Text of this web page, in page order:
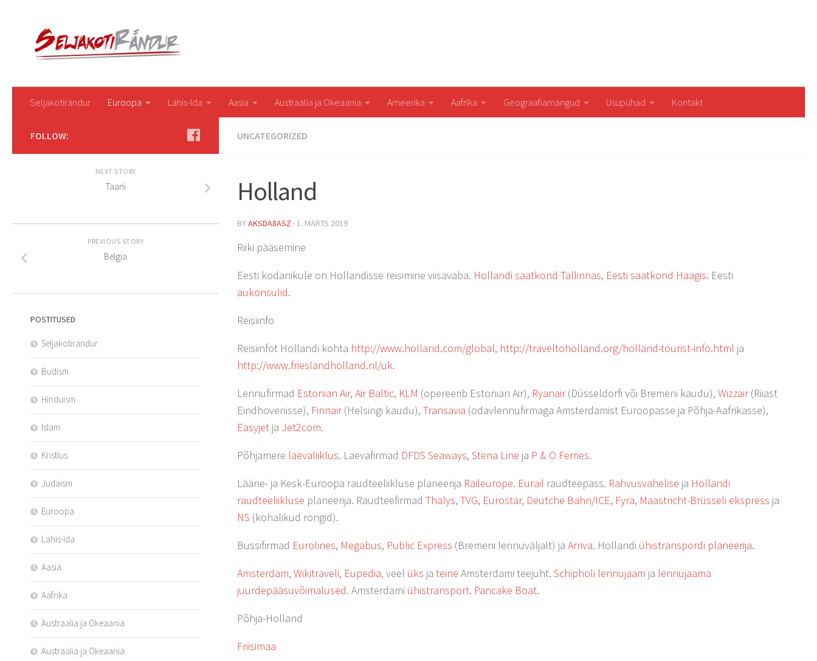
Seljakotirändur Euroopa Lähis-Ida Aasia Austraalia ja Okeaania Ameerika Aafrika Geograafiamängud Usupühad Kontakt
UNCATEGORIZED
Holland
BYAKSDA8ASZ · 1. MÄRTS 2019
Riiki pääsemine
Eesti kodanikule on Hollandisse reisimine viisavaba. Hollandi saatkond Tallinnas, Eesti saatkond Haagis. Eesti
aukonsulid.
Reisiinfo
Reisiinfot Hollandi kohta http://www.holland.com/global, http://traveltoholland.org/holland-tourist-info.html ja
http://www.frieslandholland.nl/uk.
Lennufirmad Estonian Air, Air Baltic, KLM (opereerib Estonian Air), Ryanair(Düsseldorfi või Bremeni kaudu), Wizzair(Riiast
Eindhovenisse), Finnair(Helsingi kaudu), Transavia (odavlennufirmaga Amsterdamist Euroopasse ja Põhja-Aafrikasse),
Easyjet ja Jet2com.
Põhjamere laevaliiklus. Laevafirmad DFDS Seaways, Stena Line ja P & O Ferries.
Lääne- ja Kesk-Euroopa raudteeliikluse planeerija Raileurope. Eurail raudteepass. Rahvusvahelise ja Hollandi
raudteeliikluse planeerija. Raudteefirmad Thalys, TVG, Eurostar, Deutche Bahn/ICE, Fyra, Maastricht-Brüsseli ekspress ja
NS (kohalikud rongid).
Bussifirmad Eurolines, Megabus, Public Express (Bremeni lennuväljalt) ja Arriva. Hollandi ühistranspordi planeerija.
Amsterdam, Wikitraveli, Eupedia, veel üks ja teine Amsterdami teejuht. Schipholi lennujaam ja lennujaama
juurdepääsuvõimalused. Amsterdami ühistransport. Pancake Boat.
Põhja-Holland
Friisimaa
FOLLOW:
NEXT STORY
Taani
PREVIOUS STORY
Belgia
POSTITUSED
Seljakotirändur
Budism
Hinduism
Islam
Kristlus
Judaism
Euroopa
Lähis-Ida
Aasia
Aafrika
Austraalia ja Okeaania
Austraalia ja Okeaania